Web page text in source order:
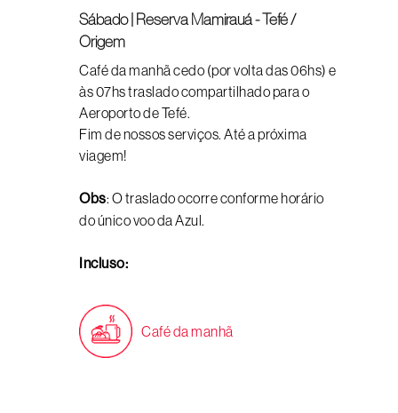
Sábado | Reserva Mamirauá - Tefé /
Origem
Café da manhã cedo (por volta das 06hs) e
às 07hs traslado compartilhado para o
Aeroporto de Tefé.
Fim de nossos serviços. Até a próxima
viagem!
Obs: O traslado ocorre conforme horário
do único voo da Azul.
Incluso:
Café da manhã